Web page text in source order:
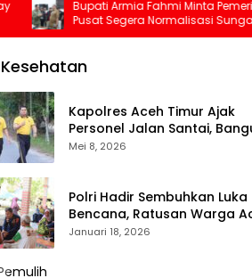
Bupati Armia Fahmi Minta Pemerintah
Pusat Segera Normalisasi Sungai
Tamiang, Cegah Banjir Terjadi Lagi
Kesehatan
Kapolres Aceh Timur Ajak
Personel Jalan Santai,
Semangat Sehat dan Solid
Mei 8, 2026
Polri Hadir Sembuhkan Luka
Bencana, Ratusan Warga
Tengah Terlayani Bakti
Januari 18, 2026